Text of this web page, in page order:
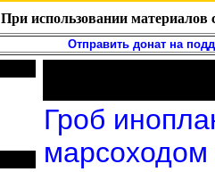
При использовании материалов
Отправить донат на
Гроб
марсоходом